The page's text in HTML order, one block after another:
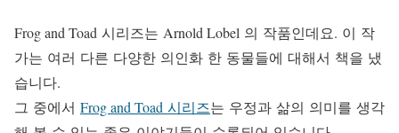
Frog and Toad 시리즈는 Arnold Lobel 의 작품인데요. 이 작
가는 여러 다른 다양한 의인화 한 동물들에 대해서 책을 냈
습니다.
그 중에서 Frog and Toad 시리즈는 우정과 삶의 의미를 생각